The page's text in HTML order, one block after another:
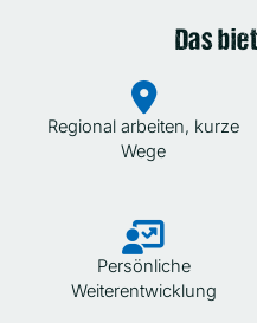
Das
Regional arbeiten, kurze
Wege
Persönliche
Weiterentwicklung